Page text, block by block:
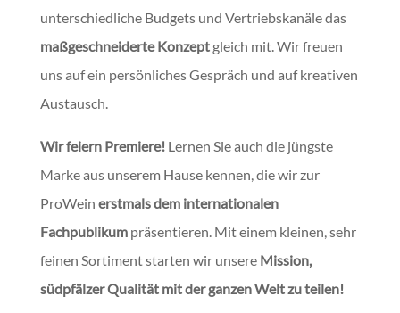
unterschiedliche Budgets und Vertriebskanäle das
maßgeschneiderte Konzept gleich mit. Wir freuen
uns auf ein persönliches Gespräch und auf kreativen
Austausch.
Wir feiern Premiere!Lernen Sie auch die jüngste
Marke aus unserem Hause kennen, die wir zur
ProWein erstmals dem internationalen
Fachpublikumpräsentieren. Mit einem kleinen, sehr
feinen Sortiment starten wir unsere Mission,
südpfälzer Qualität mit der ganzen Welt zu teilen!